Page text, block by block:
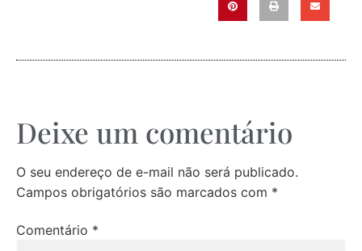
Deixe um comentário
O seu endereço de e-mail não será publicado.
Campos obrigatórios são marcados com *
Comentário *